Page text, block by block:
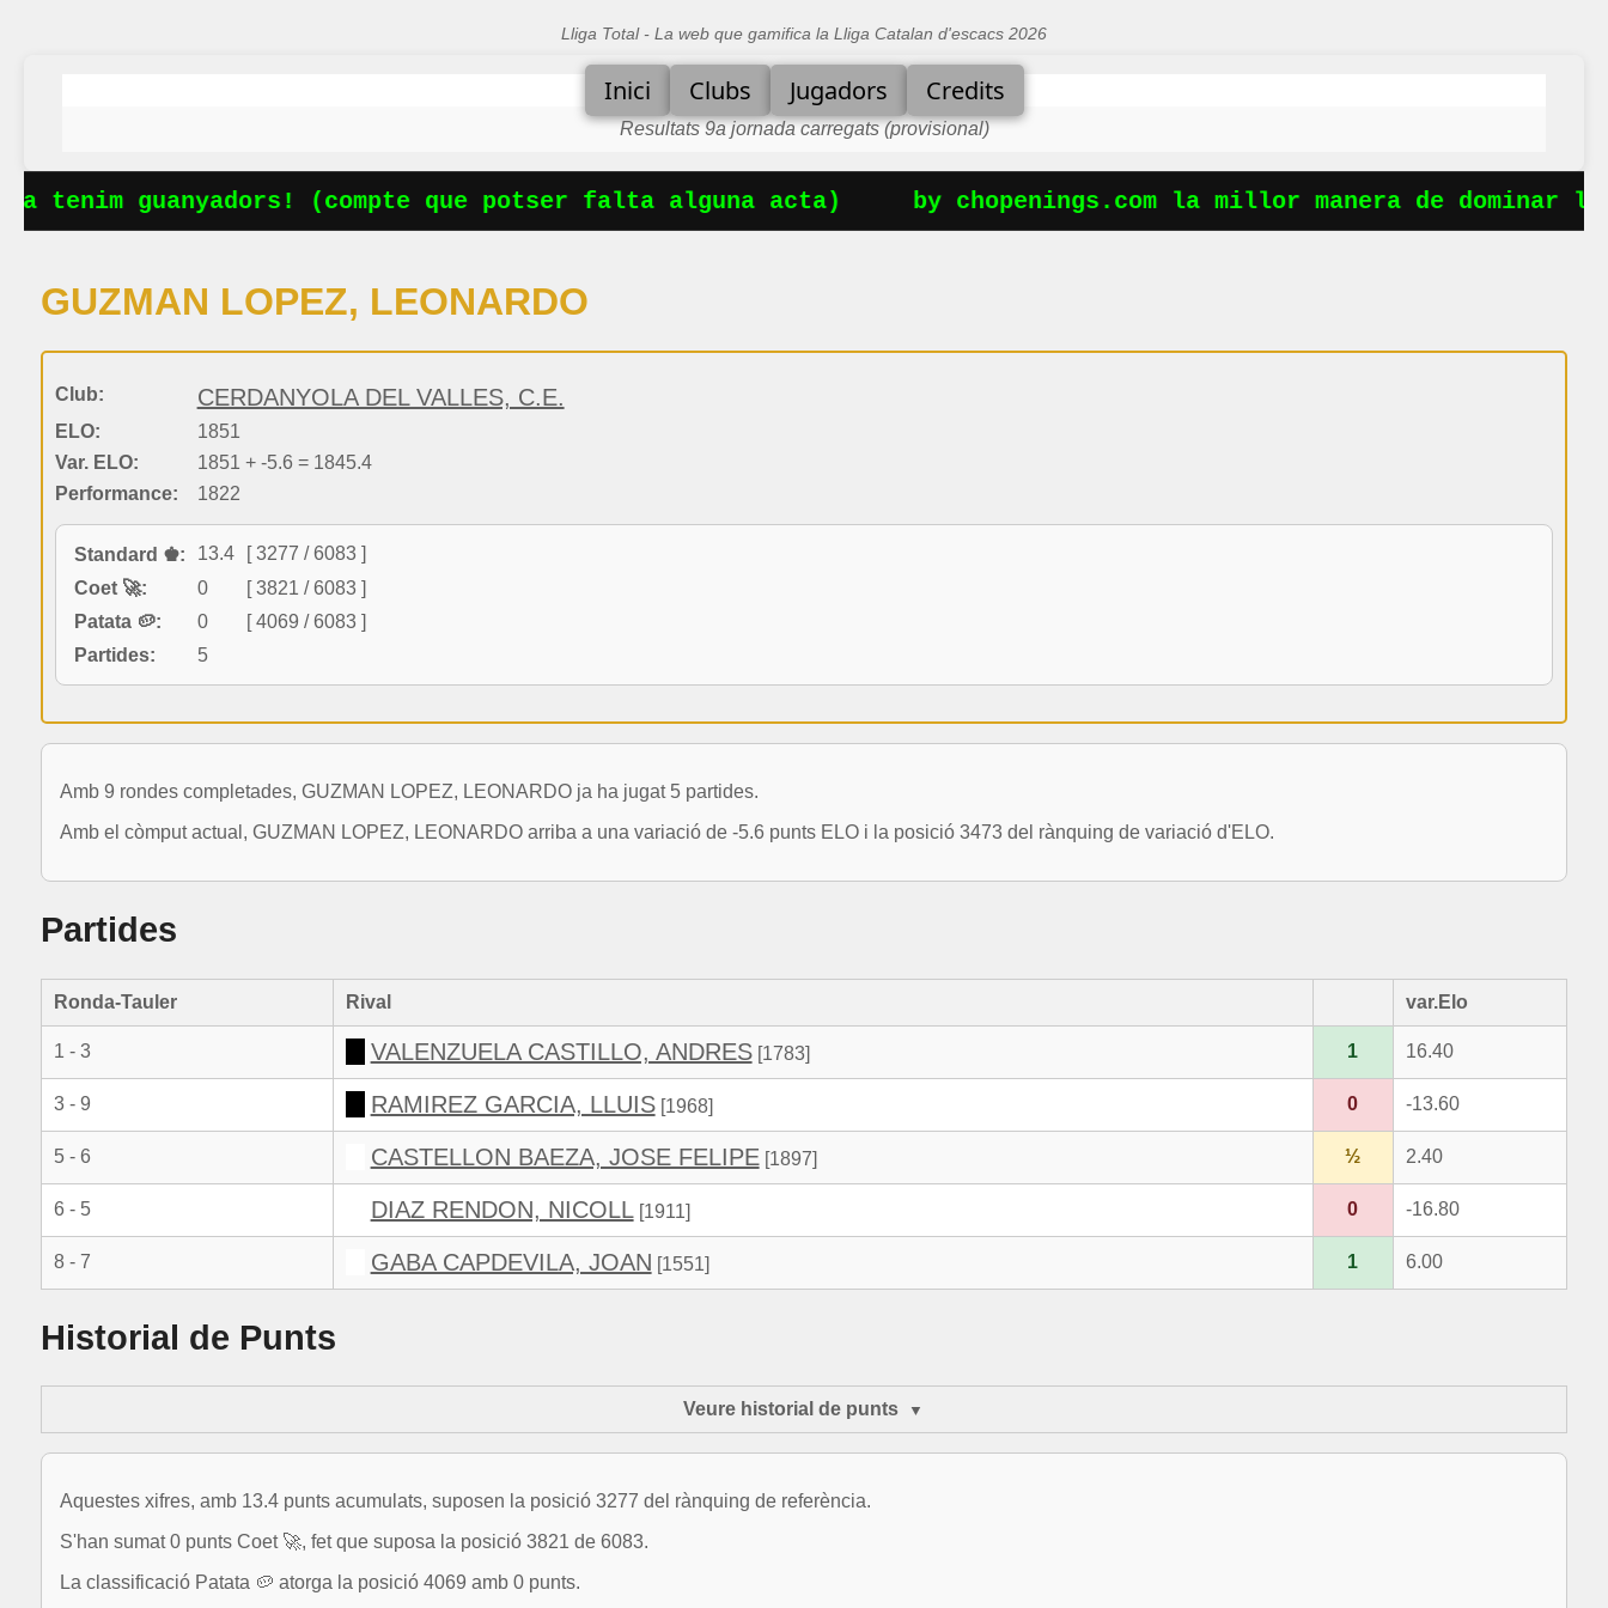
Lliga Total - La web que gamifica la Lliga Catalan d'escacs 2026
Inici Clubs Jugadors Credits
Resultats 9a jornada carregats (provisional)
tenim guanyadors! (compte que potser falta alguna acta) by chopenings.com la millor manera de dominar
GUZMAN LOPEZ, LEONARDO
Club: CERDANYOLA DEL VALLES, C.E.
ELO:
1851
Var. ELO:
1851 + -5.6 = 1845.4
Performance:
1822
Standard ♚: 13.4
[ 3277 / 6083 ]
Coet 🚀:
0
[ 3821 / 6083 ]
Patata 🥔:
0
[ 4069 / 6083 ]
Partides:
5
Amb 9 rondes completades, GUZMAN LOPEZ, LEONARDO ja ha jugat 5 partides.
Amb el còmput actual, GUZMAN LOPEZ, LEONARDO arriba a una variació de -5.6 punts ELO i la posició 3473 del rànquing de variació d'ELO.
Partides
Ronda-Tauler Rival var.Elo
1 - 3 VALENZUELA CASTILLO, ANDRES[1783] 1 16.40
3 - 9 RAMIREZ GARCIA, LLUIS[1968] 0 -13.60
5 - 6 CASTELLON BAEZA, JOSE FELIPE[1897] ½ 2.40
6 - 5 DIAZ RENDON, NICOLL[1911] 0 -16.80
8 - 7 GABA CAPDEVILA, JOAN [1551] 1 6.00
Historial de Punts
Veure historial de punts
Aquestes xifres, amb 13.4 punts acumulats, suposen la posició 3277 del rànquing de referència.
S'han sumat 0 punts Coet 🚀, fet que suposa la posició 3821 de 6083.
La classificació Patata 🥔 atorga la posició 4069 amb 0 punts.